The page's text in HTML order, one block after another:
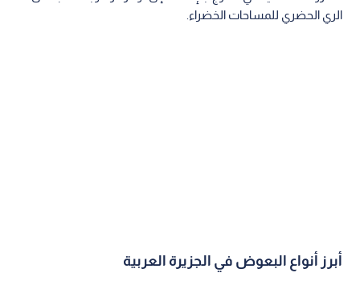
الري الحضري للمساحات الخضراء.
أبرز أنواع البعوض في الجزيرة العربية